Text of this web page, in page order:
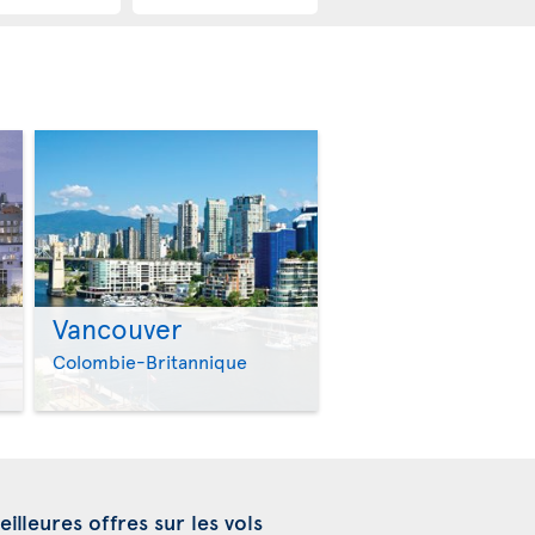
>
Vancouver
Colombie-Britannique
offres sur les vols